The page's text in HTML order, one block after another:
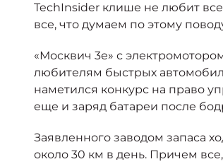
TechInsider клише не любит
все, что думаем по этому
«Москвич 3е» с
любителям быстрых
наметился конкурс на право
еще и заряд батареи после
Заявленного заводом запаса
около 30 км в день. Причем